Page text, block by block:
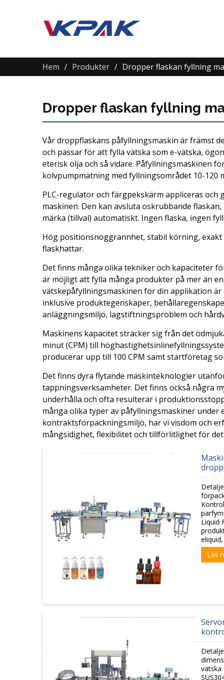
Hem Produkter Dropper flaskan fyllning
Dropper flaskan fyllning
Vår droppflaskans påfyllningsmaskin är främst
och passar för att fylla vätska som e-vätska,
eterisk olja och så vidare. Påfyllningsmaskinen
kolvpumpmätning med fyllningsområdet 10-120
PLC-regulator och färgpekskärm appliceras
maskinen. Den kan avsluta oskrubbande
märka (tillval) automatiskt. Ingen flaska, ingen
Hög positionsnoggrannhet, stabil körning,
flaskhattar.
Det finns många olika tekniker och kapaciteter
är möjligt att fylla många produkter på mer än
vätskepåfyllningsmaskinen för din applikation
inklusive produktegenskaper,
anläggningsmiljö, lagstiftningsproblem och
Maskinens kapacitet sträcker sig från det
minut (CPM) till
producerar upp till 100 CPM samt startföretag
Det finns dyra flytande maskinteknologier
tappningsverksamheter. Det finns också några
underhålla och ofta resulterar i
många olika typer av påfyllningsmaskiner under
kontraktsförpackningsmiljö, har vi visdom och
mångsidighet, flexibilitet och tillförlitlighet för
Liquid
Läs
vätska